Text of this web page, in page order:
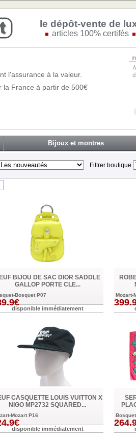
le dépôt-vente de
articles 100% certifés
l'assurance à la valeur.
la France à partir de 500€
Bijoux et montres
Filtrer boutique
BIJOU DE SAC DIOR SADDLE
GALLOP PORTE CLE...
Bosquet P07
disponible immédiatement
Mozart-
CASQUETTE LOUIS VUITTON X
NIGO MP2732 SQUARED...
Mozart P16
disponible immédiatement